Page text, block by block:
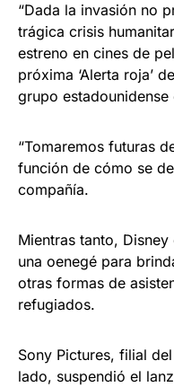
“Dada la invasión no
trágica crisis
estreno en cines de
próxima ‘Alerta roja’
grupo
“Tomaremos futuras
función de cómo se
compañía.
Mientras tanto,
una oenegé para
otras formas de
refugiados.
Sony Pictures, filial
lado, suspendió el